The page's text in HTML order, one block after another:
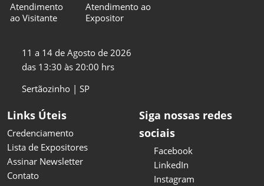
Atendimento
ao Visitante
Atendimento ao
Expositor
11 a 14 de Agosto de 2026
das 13:30 às 20:00 hrs
Sertãozinho | SP
Links Úteis
Credenciamento
Lista de Expositores
Assinar Newsletter
Contato
Siga nossas redes
sociais
Facebook
LinkedIn
Instagram